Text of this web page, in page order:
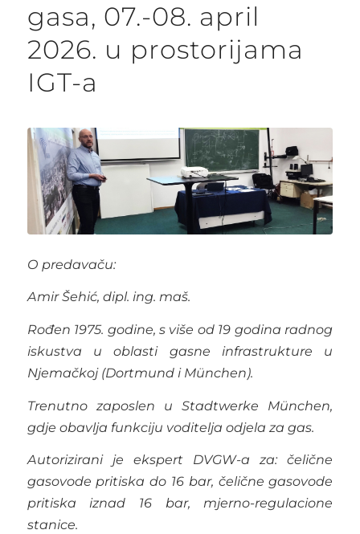
gasa, 07.-08. april
2026. u prostorijama
IGT-a
O predavaču:
Amir Šehić, dipl. ing. maš.
Rođen 1975. godine, s više od 19 godina radnog
iskustva u oblasti gasne infrastrukture u
Njemačkoj (Dortmund i München).
Trenutno zaposlen u Stadtwerke München,
gdje obavlja funkciju voditelja odjela za gas.
Autorizirani je ekspert DVGW-a za: čelične
gasovode pritiska do 16 bar, čelične gasovode
pritiska iznad 16 bar, mjerno-regulacione
stanice.